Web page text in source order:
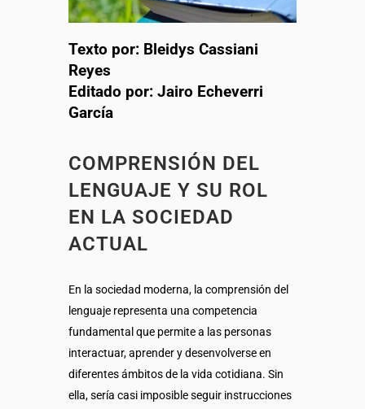
Texto por: Bleidys Cassiani
Reyes
Editado por: Jairo Echeverri
García
COMPRENSIÓN DEL
LENGUAJE Y SU ROL
EN LA SOCIEDAD
ACTUAL
En la sociedad moderna, la comprensión del
lenguaje representa una competencia
fundamental que permite a las personas
interactuar, aprender y desenvolverse en
diferentes ámbitos de la vida cotidiana. Sin
ella, sería casi imposible seguir instrucciones